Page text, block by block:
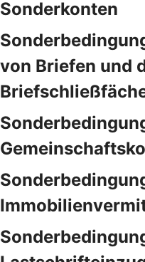
Sonderkonten
von Briefen und